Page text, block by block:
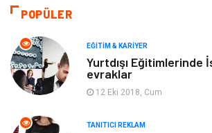
Moda
Makine
Elektronik
Giyim
POPÜLER
EĞITIM & KARIYER
Yurtdışı Eğitimlerinde
evraklar
12 Eki 2018, Cum
TANITICI REKLAM